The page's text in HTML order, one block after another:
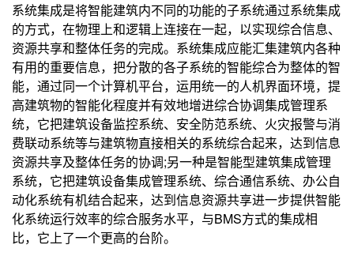
系统集成是将智能建筑内不同的功能的子系统通过系统集成
的方式，在物理上和逻辑上连接在一起，以实现综合信息、
资源共享和整体任务的完成。系统集成应能汇集建筑内各种
有用的重要信息，把分散的各子系统的智能综合为整体的智
能，通过同一个计算机平台，运用统一的人机界面环境，提
高建筑物的智能化程度并有效地增进综合协调集成管理系
统，它把建筑设备监控系统、安全防范系统、火灾报警与消
费联动系统等与建筑物直接相关的系统综合起来，达到信息
资源共享及整体任务的协调;另一种是智能型建筑集成管理
系统，它把建筑设备集成管理系统、综合通信系统、办公自
动化系统有机结合起来，达到信息资源共享进一步提供智能
化系统运行效率的综合服务水平，与BMS方式的集成相
比，它上了一个更高的台阶。